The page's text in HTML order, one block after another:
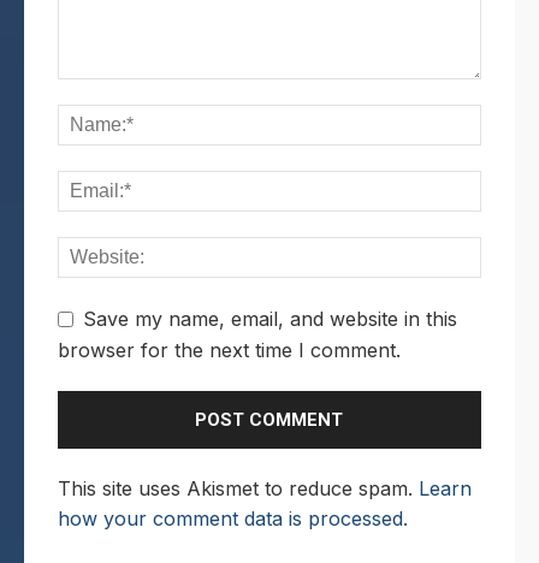
Save my name, email, and website in this
browser for the next time I comment.
This site uses Akismet to reduce spam. Learn
how your comment data is processed.